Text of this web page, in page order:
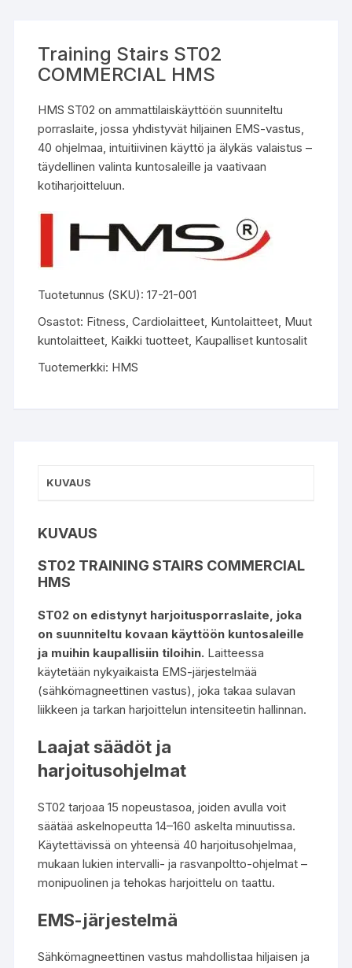
Training Stairs ST02
COMMERCIAL HMS
HMS ST02 on ammattilaiskäyttöön suunniteltu
porraslaite, jossa yhdistyvät hiljainen EMS-vastus,
40 ohjelmaa, intuitiivinen käyttö ja älykäs valaistus –
täydellinen valinta kuntosaleille ja vaativaan
kotiharjoitteluun.
Tuotetunnus (SKU):17-21-001
Osastot: Fitness,Cardiolaitteet, Kuntolaitteet, Muut
kuntolaitteet, Kaikki tuotteet, Kaupalliset kuntosalit
Tuotemerkki: HMS
KUVAUS
KUVAUS
ST02 TRAINING STAIRS COMMERCIAL
HMS
ST02 on edistynyt harjoitusporraslaite, joka
on suunniteltu kovaan käyttöön kuntosaleille
ja muihin kaupallisiin tiloihin. Laitteessa
käytetään nykyaikaista EMS-järjestelmää
(sähkömagneettinen vastus), joka takaa sulavan
liikkeen ja tarkan harjoittelun intensiteetin hallinnan.
Laajat säädöt ja
harjoitusohjelmat
ST02 tarjoaa 15 nopeustasoa, joiden avulla voit
säätää askelnopeutta 14–160 askelta minuutissa.
Käytettävissä on yhteensä 40 harjoitusohjelmaa,
mukaan lukien intervalli- ja rasvanpoltto-ohjelmat –
monipuolinen ja tehokas harjoittelu on taattu.
EMS-järjestelmä
Sähkömagneettinen vastus mahdollistaa hiljaisen ja